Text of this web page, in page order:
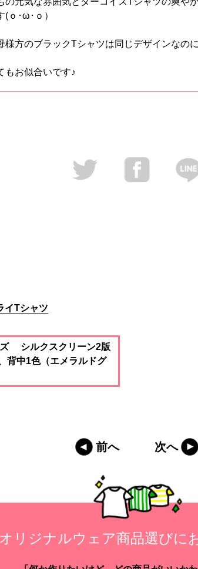
(ｏ･ω･ｏ）
様方のブラックTシャツは同じデザインなの
もお似合いです♪
Tシャツ
ズ シルクスクリーン2版
背中1色（エメラルドグ
前へ 次へ
オリジナルウェア商品選びに